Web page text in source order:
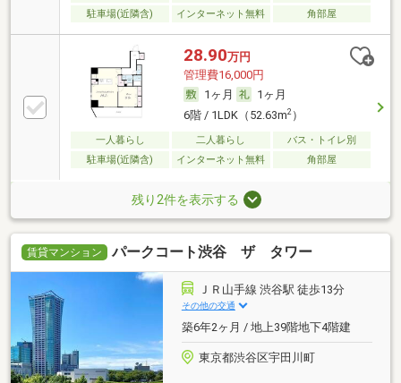
駐車場(近隣含)
インターネット無料 角部屋
28.90万円
管理費16,000円
1ヶ月
1ヶ月
6階 / 1LDK（52.63m2）
一人暮らし 二人暮らし
バス・トイレ別
駐車場(近隣含)
インターネット無料 角部屋
残り2件を表示する
賃貸マンション パークコート渋谷 ザ タワー
ＪＲ山手線 渋谷駅 徒歩13分
その他の交通
築6年2ヶ月 / 地上39階地下4階建
東京都渋谷区宇田川町